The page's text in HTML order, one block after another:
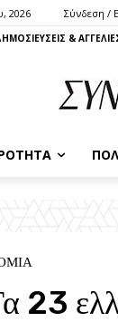
2026 Σύνδεση /
&
23